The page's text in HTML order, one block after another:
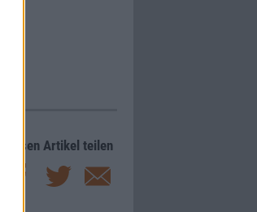
Diesen Artikel teilen